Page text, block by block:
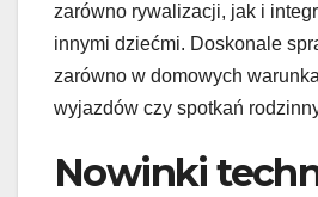
zarówno rywalizacji, jak i
innymi dziećmi. Doskonale
zarówno w domowych
wyjazdów czy spotkań
Nowinki